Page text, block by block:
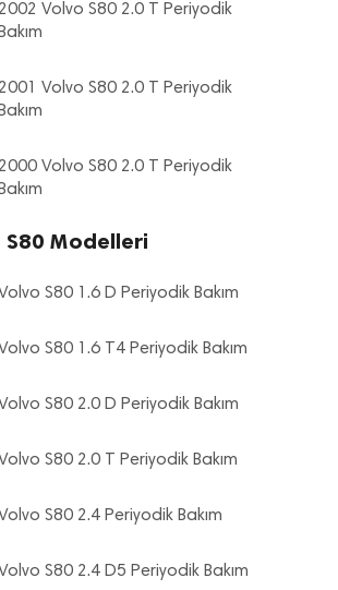
2002 Volvo S80 2.0 T Periyodik
Bakım
2001 Volvo S80 2.0 T Periyodik
Bakım
2000 Volvo S80 2.0 T Periyodik
Bakım
S80 Modelleri
S80 1.6 D Periyodik Bakım
S80 1.6 T4 Periyodik Bakım
S80 2.0 D Periyodik Bakım
S80 2.0 T Periyodik Bakım
S80 2.4 Periyodik Bakım
S80 2.4 D5 Periyodik Bakım